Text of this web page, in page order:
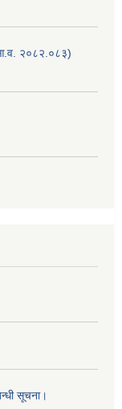
(आ.व. २०८२.०८३)
सूचना।